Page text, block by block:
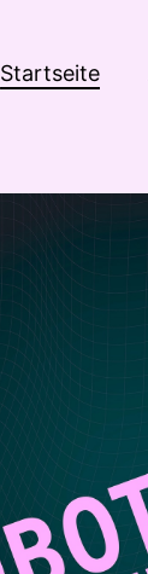
Startseite